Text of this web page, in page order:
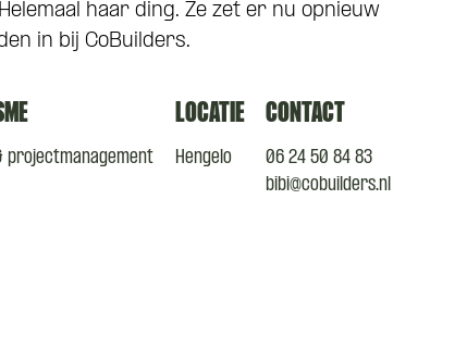
haar ding. Ze zet er nu opnieuw
in bij CoBuilders.
projectmanagement
LOCATIE
Hengelo
CONTACT
06 24 50 84 83
bibi@cobuilders.nl